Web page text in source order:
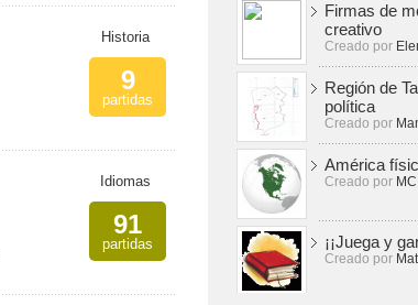
Historia
9
partidas
Idiomas
91
partidas
Firmas de
creativo
Creado por
Región de
política
Creado por
América
Creado por
¡¡Juega y
Creado por